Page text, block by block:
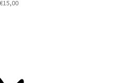
€15,00